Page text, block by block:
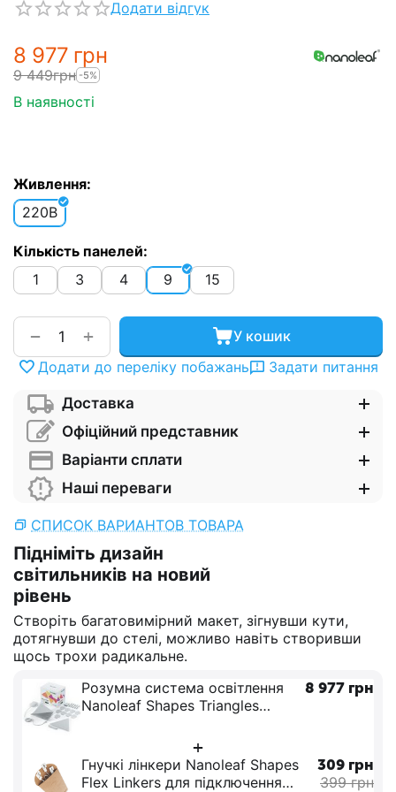
Додати відгук
8 977 грн
9 449грн -5%
В наявності
Живлення:
220В
Кількість панелей:
1
3 4 9 15
+
−
У кошик
Додати до переліку побажань
Задати питання
Доставка
Офіційний представник
Варіанти сплати
Наші переваги
СПИСОК ВАРИАНТОВ ТОВАРА
Підніміть дизайн
світильників на новий
рівень
Створіть багатовимірний макет, зігнувши кути,
дотягнувши до стелі, можливо навіть створивши
щось трохи радикальне.
Розумна система освітлення
Nanoleaf Shapes Triangles
8 977 грн
+
Гнучкі лінкери Nanoleaf Shapes
Flex Linkers для підключення
309 грн
399грн